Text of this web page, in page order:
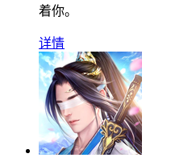
着你。
详情